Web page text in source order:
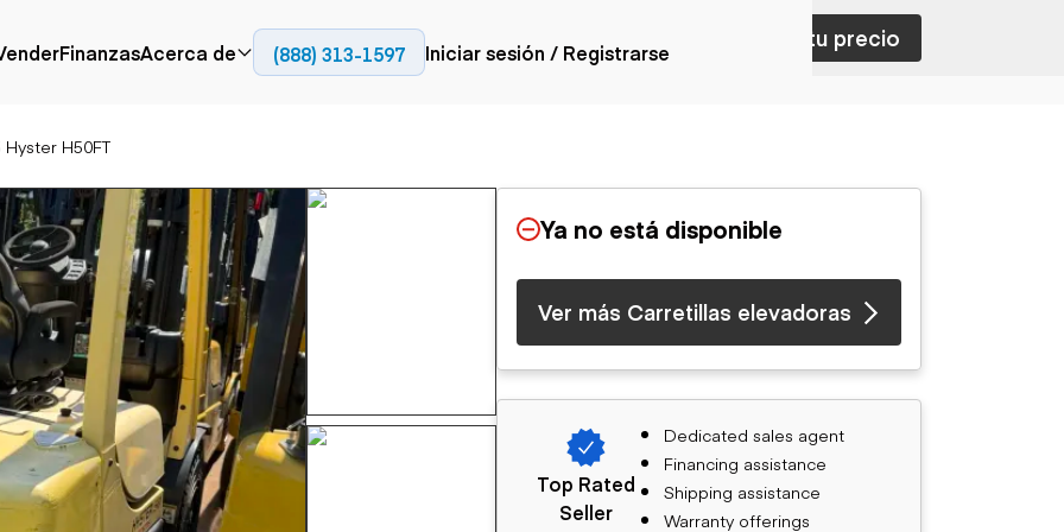
Aérea
Camiones con
plataforma
Grúas
Carretillas elevadoras
Ascensores
Manipuladores
telescópicos
Movimiento de
tierra
Retroexcavadoras
Topadoras
Cargadoras compactas
Fresadoras en frío
Compactadores
Adoquines
Recuperadores de
carreteras
Generación de
energía
Generadores
Camiones articulados
Camiones con
plataforma
Camiones de
transporte
Camiones fuera de
carretera
Camiones de servicio
Camiones especiales
Camiones con
remolque cisterna
FinanzasAcerca de
Blog
(888) 313-1597 Iniciar sesión / Registrarse
Hyster H50FT
Contactar con ventas Nombra tu precio
Ya no está disponible
Ver más Carretillas elevadoras
Top Rated
Seller
Dedicated sales agent
Financing assistance
Shipping assistance
Warranty offerings